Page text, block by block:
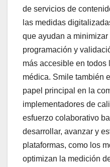
de servicios de
las medidas
que ayudan a
programación y
más accesible en todos
médica. Smile también
papel principal en la
implementadores de
esfuerzo colaborativo
desarrollar, avanzar y
plataformas, como los
optimizan la medición